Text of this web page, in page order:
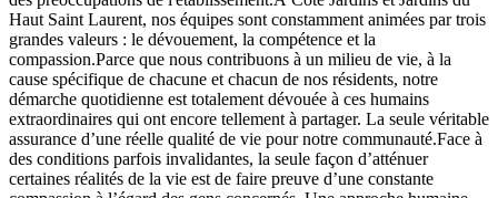
Haut Saint Laurent, nos équipes sont constamment animées par trois
grandes valeurs : le dévouement, la compétence et la
compassion.Parce que nous contribuons à un milieu de vie, à la
cause spécifique de chacune et chacun de nos résidents, notre
démarche quotidienne est totalement dévouée à ces humains
extraordinaires qui ont encore tellement à partager. La seule véritable
assurance d’une réelle qualité de vie pour notre communauté.Face à
des conditions parfois invalidantes, la seule façon d’atténuer
certaines réalités de la vie est de faire preuve d’une constante